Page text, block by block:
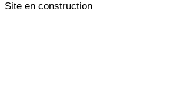
Site en construction